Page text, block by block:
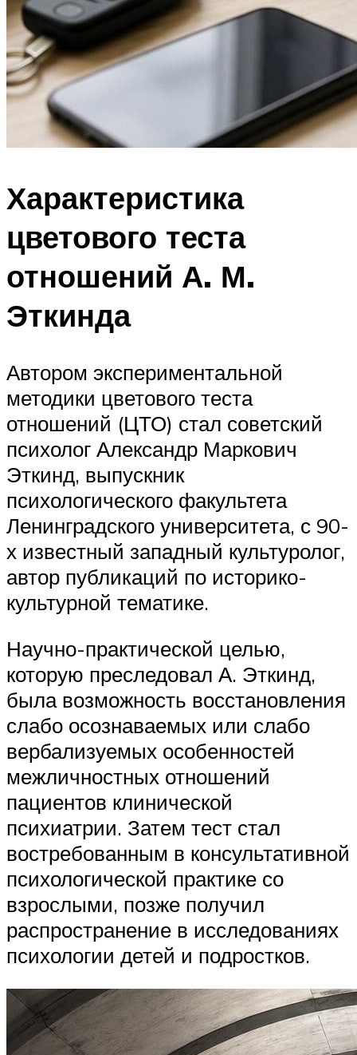
Характеристика
цветового теста
отношений А. М.
Эткинда
Автором экспериментальной
методики цветового теста
отношений (ЦТО) стал советский
психолог Александр Маркович
Эткинд, выпускник
психологического факультета
Ленинградского университета, с 90-
х известный западный культуролог,
автор публикаций по историко-
культурной тематике.
Научно-практической целью,
которую преследовал А. Эткинд,
была возможность восстановления
слабо осознаваемых или слабо
вербализуемых особенностей
межличностных отношений
пациентов клинической
психиатрии. Затем тест стал
востребованным в консультативной
психологической практике со
взрослыми, позже получил
распространение в исследованиях
психологии детей и подростков.